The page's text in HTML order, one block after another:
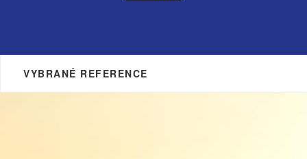
VYBRANÉ REFERENCE